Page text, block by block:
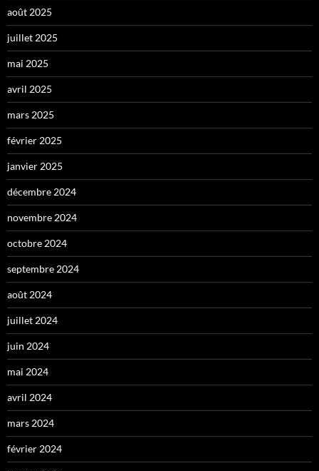
août 2025
juillet 2025
mai 2025
avril 2025
mars 2025
février 2025
janvier 2025
décembre 2024
novembre 2024
octobre 2024
septembre 2024
août 2024
juillet 2024
juin 2024
mai 2024
avril 2024
mars 2024
février 2024